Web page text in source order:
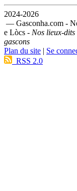
2024-2026
— Gasconha.com -
e Lòcs - Nos lieux-dits
gascons
Plan du site | Se
RSS 2.0